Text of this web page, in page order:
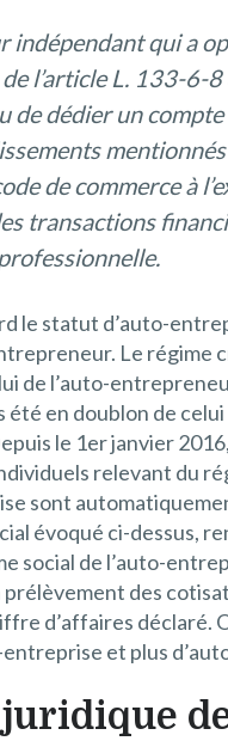
indépendant qui a
l’article L. 133-6-
de dédier un
mentionnés
de commerce à
transactions
le statut d’auto-
Le régime
de l’auto-
été en doublon de
le 1er janvier
relevant du
sont
évoqué ci-dessus,
social de l’auto-
des
d’affaires déclaré.
et plus